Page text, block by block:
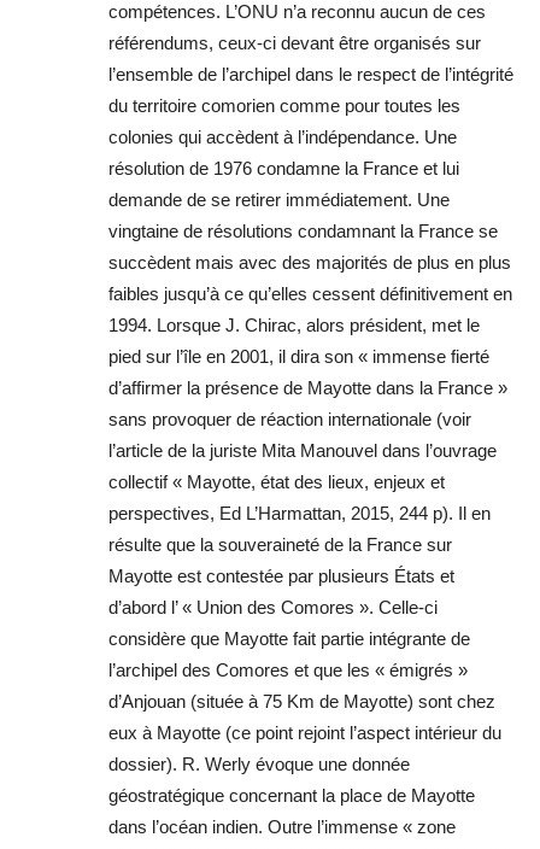
compétences. L’ONU n’a reconnu aucun de ces
référendums, ceux-ci devant être organisés sur
l’ensemble de l’archipel dans le respect de l’intégrité
du territoire comorien comme pour toutes les
colonies qui accèdent à l’indépendance. Une
résolution de 1976 condamne la France et lui
demande de se retirer immédiatement. Une
vingtaine de résolutions condamnant la France se
succèdent mais avec des majorités de plus en plus
faibles jusqu’à ce qu’elles cessent définitivement en
1994. Lorsque J. Chirac, alors président, met le
pied sur l’île en 2001, il dira son « immense fierté
d’affirmer la présence de Mayotte dans la France »
sans provoquer de réaction internationale (voir
l’article de la juriste Mita Manouvel dans l’ouvrage
collectif « Mayotte, état des lieux, enjeux et
perspectives, Ed L’Harmattan, 2015, 244 p). Il en
résulte que la souveraineté de la France sur
Mayotte est contestée par plusieurs États et
d’abord l’ « Union des Comores ». Celle-ci
considère que Mayotte fait partie intégrante de
l’archipel des Comores et que les « émigrés »
d’Anjouan (située à 75 Km de Mayotte) sont chez
eux à Mayotte (ce point rejoint l’aspect intérieur du
dossier). R. Werly évoque une donnée
géostratégique concernant la place de Mayotte
dans l’océan indien. Outre l’immense « zone